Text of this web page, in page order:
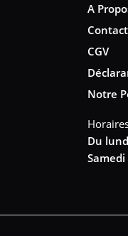
A
CGV
Notre
Du